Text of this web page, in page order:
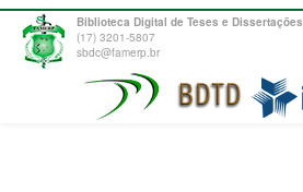
Biblioteca Digital de Teses e Dissertações
(17) 3201-5807
sbdc@famerp.br